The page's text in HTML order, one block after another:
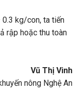
kg/con, ta tiến
rập hoặc thu toàn
nông Nghệ An